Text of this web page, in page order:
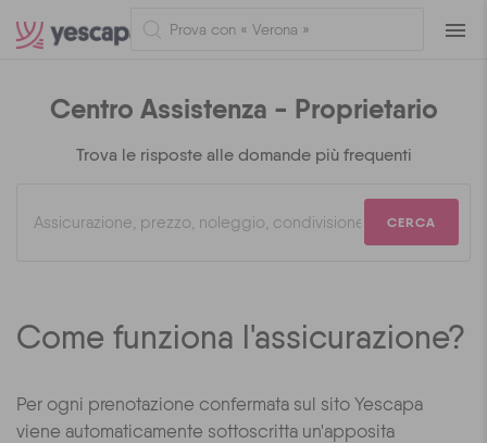
Centro Assistenza - Proprietario
Trova le risposte alle domande più frequenti
CERCA
Come funziona l'assicurazione?
Per ogni prenotazione confermata sul sito Yescapa
viene automaticamente sottoscritta un'apposita